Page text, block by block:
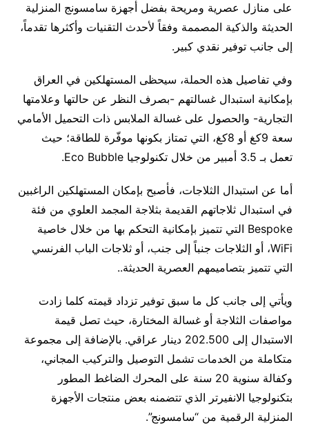
على منازل عصرية ومريحة بفضل أجهزة سامسونج المنزلية
الحديثة والذكية المصممة وفقاً لأحدث التقنيات وأكثرها تقدماً،
إلى جانب توفير نقدي كبير.
وفي تفاصيل هذه الحملة، سيحظى المستهلكين في العراق
بإمكانية استبدال غسالتهم -بصرف النظر عن حالتها وعلامتها
التجارية- والحصول على غسالة الملابس ذات التحميل الأمامي
سعة 9كغ أو 8كغ، التي تمتاز بكونها موفّرة للطاقة؛ حيث
تعمل بـ 3.5 أمبير من خلال تكنولوجيا Eco Bubble.
أما عن استبدال الثلاجات، فأصبح بإمكان المستهلكين الراغبين
في استبدال ثلاجاتهم القديمة بثلاجة المجمد العلوي من فئة
Bespoke التي تتميز بإمكانية التحكم بها من خلال خاصية
WiFi، أو الثلاجات جنباً إلى جنب، أو ثلاجات الباب الفرنسي
التي تتميز بتصاميمهم العصرية الحديثة..
ويأتي إلى جانب كل ما سبق توفير تزداد قيمته كلما زادت
مواصفات الثلاجة أو غسالة المختارة، حيث تصل قيمة
الاستبدال إلى 202.500 دينار عراقي. بالإضافة إلى مجموعة
متكاملة من الخدمات تشمل التوصيل والتركيب المجاني،
وكفالة سنوية 20 سنة على المحرك الضاغط المطور
بتكنولوجيا الانفيرتر الذي تتضمنه بعض منتجات الأجهزة
المنزلية الرقمية من “سامسونج”.